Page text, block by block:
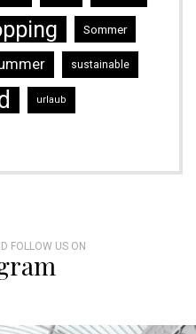
Sommer
sustainable
urlaub
FOLLOW US ON